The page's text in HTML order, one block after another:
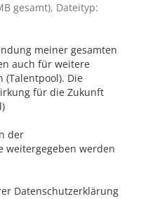
gesamt), Dateityp:
meiner gesamten
auch für weitere
(Talentpool). Die
für die Zukunft
der
weitergegeben werden
Datenschutzerklärung